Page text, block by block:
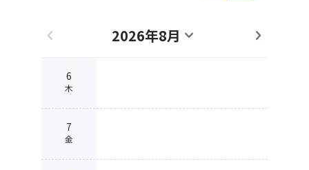
chevron_left 2026年8月 expand_more chevron_right
6
木
7
金